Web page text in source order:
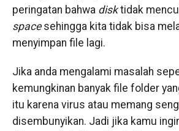
peringatan bahwa disktidak
spacesehingga kita tidak bisa
menyimpan file lagi.
Jika anda mengalami masalah
kemungkinan banyak file folder
itu karena virus atau memang
disembunyikan. Jadi jika kamu